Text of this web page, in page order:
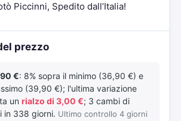
Piccinni, Spedito dall’Italia!
prezzo
€: 8% sopra il minimo (36,90 €) e
(39,90 €); l'ultima variazione
un rialzo di 3,00 €; 3 cambi di
in 338 giorni. Ultimo controllo 4 giorni